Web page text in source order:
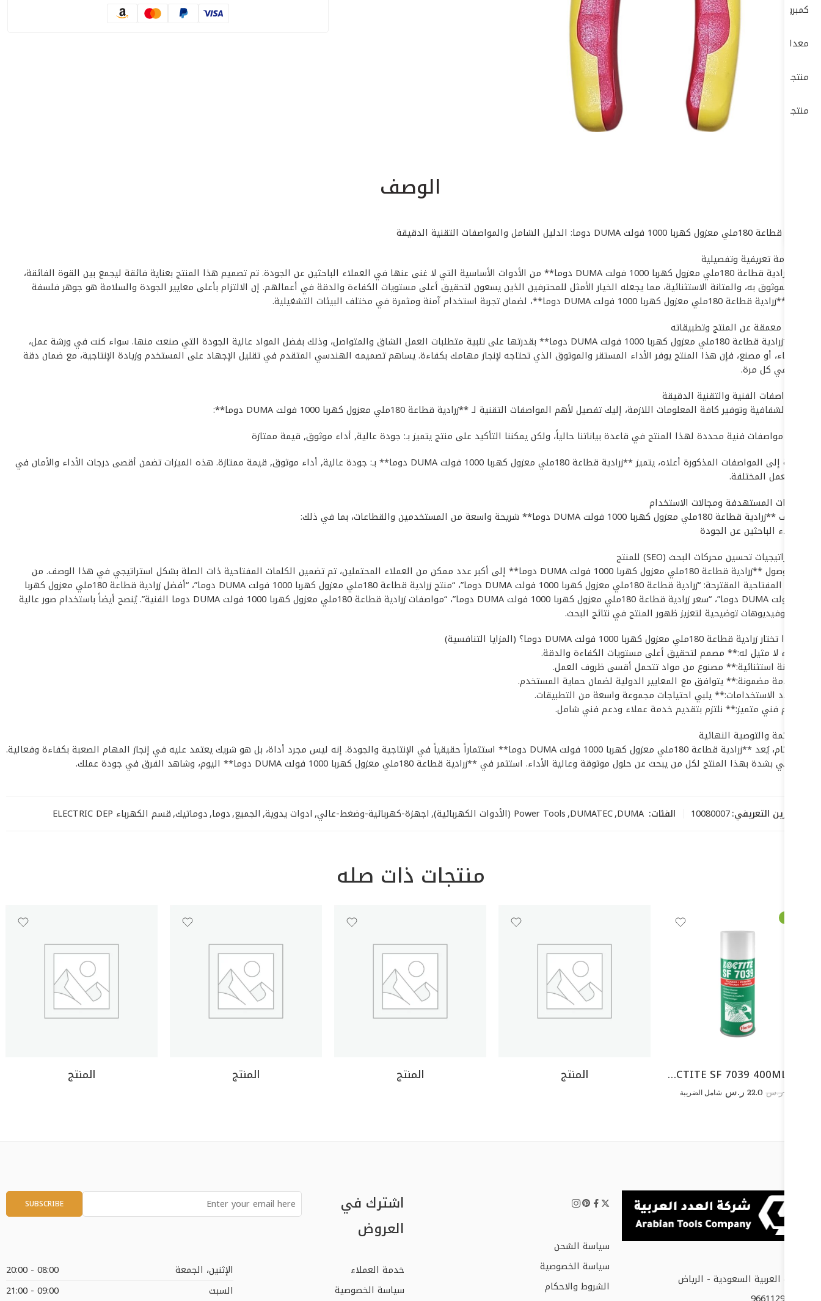
الوصف
# زرادية قطاعة 180ملي معزول كهربا 1000 فولت DUMA دوما: الدليل الشامل والمواصفات التقنية الدقيقة
## مقدمة تعريفية وتفصيلية
تُعد **زرادية قطاعة 180ملي معزول كهربا 1000 فولت DUMA دوما** من الأدوات الأساسية التي لا غنى عنها في العملاء الباحثين عن الجودة. تم تصميم هذا المنتج بعناية فائقة ليجمع بين القوة الفائقة،
الأداء الموثوق به، والمتانة الاستثنائية، مما يجعله الخيار الأمثل للمحترفين الذين يسعون لتحقيق أعلى مستويات الكفاءة والدقة في أعمالهم. إن الالتزام بأعلى معايير الجودة والسلامة هو جوهر فلسفة
تصميم **زرادية قطاعة 180ملي معزول كهربا 1000 فولت DUMA دوما**، لضمان تجربة استخدام آمنة ومثمرة في مختلف البيئات التشغيلية.
## نبذة معمقة عن المنتج وتطبيقاته
تتميز **زرادية قطاعة 180ملي معزول كهربا 1000 فولت DUMA دوما** بقدرتها على تلبية متطلبات العمل الشاق والمتواصل، وذلك بفضل المواد عالية الجودة التي صنعت منها. سواء كنت في ورشة عمل،
موقع بناء، أو مصنع، فإن هذا المنتج يوفر الأداء المستقر والموثوق الذي تحتاجه لإنجاز مهامك بكفاءة. يساهم تصميمه الهندسي المتقدم في تقليل الإجهاد على المستخدم وزيادة الإنتاجية، مع ضمان دقة
النتائج في كل مرة.
## المواصفات الفنية والتقنية الدقيقة
لضمان الشفافية وتوفير كافة المعلومات اللازمة، إليك تفصيل لأهم المواصفات التقنية لـ **زرادية قطاعة 180ملي معزول كهربا 1000 فولت DUMA دوما**:
لا تتوفر مواصفات فنية محددة لهذا المنتج في قاعدة بياناتنا حالياً، ولكن يمكننا التأكيد على منتج يتميز بـ: جودة عالية, أداء موثوق, قيمة ممتازة
بالإضافة إلى المواصفات المذكورة أعلاه، يتميز **زرادية قطاعة 180ملي معزول كهربا 1000 فولت DUMA دوما** بـ: جودة عالية, أداء موثوق, قيمة ممتازة. هذه الميزات تضمن أقصى درجات الأداء والأمان في
بيئات العمل المختلفة.
## الفئات المستهدفة ومجالات الاستخدام
يستهدف **زرادية قطاعة 180ملي معزول كهربا 1000 فولت DUMA دوما** شريحة واسعة من المستخدمين والقطاعات، بما في ذلك:
* العملاء الباحثين عن الجودة
## استراتيجيات تحسين محركات البحث (SEO) للمنتج
لضمان وصول **زرادية قطاعة 180ملي معزول كهربا 1000 فولت DUMA دوما** إلى أكبر عدد ممكن من العملاء المحتملين، تم تضمين الكلمات المفتاحية ذات الصلة بشكل استراتيجي في هذا الوصف. من
الكلمات المفتاحية المقترحة: “زرادية قطاعة 180ملي معزول كهربا 1000 فولت DUMA دوما”، “منتج زرادية قطاعة 180ملي معزول كهربا 1000 فولت DUMA دوما”، “أفضل زرادية قطاعة 180ملي معزول كهربا
1000 فولت DUMA دوما”، “سعر زرادية قطاعة 180ملي معزول كهربا 1000 فولت DUMA دوما”، “مواصفات زرادية قطاعة 180ملي معزول كهربا 1000 فولت DUMA دوما الفنية”. يُنصح أيضاً باستخدام صور عالية
الجودة وفيديوهات توضيحية لتعزيز ظهور المنتج في نتائج البحث.
## لماذا تختار زرادية قطاعة 180ملي معزول كهربا 1000 فولت DUMA دوما؟ (المزايا التنافسية)
* **أداء لا مثيل له:** مصمم لتحقيق أعلى مستويات الكفاءة والدقة.
* **متانة استثنائية:** مصنوع من مواد تتحمل أقسى ظروف العمل.
* **سلامة مضمونة:** يتوافق مع المعايير الدولية لضمان حماية المستخدم.
* **تعدد الاستخدامات:** يلبي احتياجات مجموعة واسعة من التطبيقات.
* **دعم فني متميز:** نلتزم بتقديم خدمة عملاء ودعم فني شامل.
## الخاتمة والتوصية النهائية
في الختام، يُعد **زرادية قطاعة 180ملي معزول كهربا 1000 فولت DUMA دوما** استثماراً حقيقياً في الإنتاجية والجودة. إنه ليس مجرد أداة، بل هو شريك يعتمد عليه في إنجاز المهام الصعبة بكفاءة وفعالية.
نحن نوصي بشدة بهذا المنتج لكل من يبحث عن حلول موثوقة وعالية الأداء. استثمر في **زرادية قطاعة 180ملي معزول كهربا 1000 فولت DUMA دوما** اليوم، وشاهد الفرق في جودة عملك.
رمز التخزين التعريفي:10080007 الفئات: DUMA
,
DUMATEC
,Power Tools (الأدوات الكهربائية) ,اجهزة-كهربائية-وضغط-عالي,ادوات يدوية,الجميع,دوما,دوماتيك,قسم الكهرباء ELECTRIC DEP
منتجات ذات صله
LOCTITE SF 7039 400ML EFAT
ر.س 22.0 ر.س شامل الضريبة
المنتج المنتج المنتج المنتج
المملكة العربية السعودية - الرياض
سياسة الشحن
سياسة الخصوصية
الشروط والاحكام
اشترك في
العروض
خدمة العملاء
سياسة الخصوصية
الإثنين، الجمعة
08:00 - 20:00
السبت
09:00 - 21:00
كمبروسرات + طرمبات
معدات البناشر ومراكز الصيانة
منتجات بوش – BOSCH
منتجات ماكيتا – MAKITA